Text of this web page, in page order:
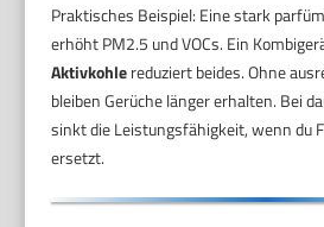
Praktisches Beispiel: Eine stark
erhöht PM2.5 und VOCs. Ein
Aktivkohlereduziert beides. Ohne
bleiben Gerüche länger erhalten. Bei
sinkt die Leistungsfähigkeit, wenn du
ersetzt.